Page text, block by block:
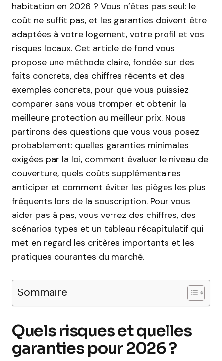
habitation en 2026 ? Vous n’êtes pas seul: le
coût ne suffit pas, et les garanties doivent être
adaptées à votre logement, votre profil et vos
risques locaux. Cet article de fond vous
propose une méthode claire, fondée sur des
faits concrets, des chiffres récents et des
exemples concrets, pour que vous puissiez
comparer sans vous tromper et obtenir la
meilleure protection au meilleur prix. Nous
partirons des questions que vous vous posez
probablement: quelles garanties mini­males
exigées par la loi, comment évaluer le niveau de
couverture, quels coûts supplémentaires
anticiper et comment éviter les pièges les plus
fréquents lors de la souscription. Pour vous
aider pas à pas, vous verrez des chiffres, des
scénarios types et un tableau récapitulatif qui
met en regard les critères importants et les
pratiques courantes du marché.
Sommaire
Quels risques et quelles
garanties pour 2026 ?